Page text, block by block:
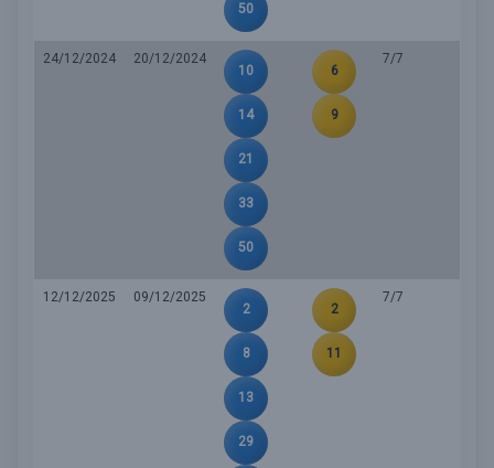
50
24/12/2024
20/12/2024
10
14
21
33
50
6
9
7/7
12/12/2025
09/12/2025
2
8
13
29
2
11
7/7